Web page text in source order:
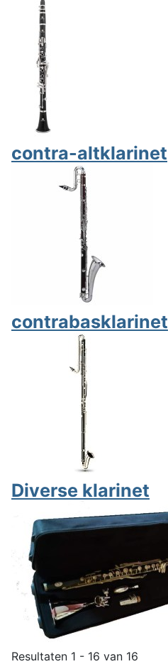
contra-altklarinet
contrabasklarinet
Diverse klarinet
Resultaten 1 - 16 van 16